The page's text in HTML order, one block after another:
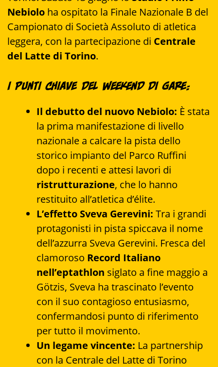
Nebiolo ha ospitato la Finale Nazionale B del
Campionato di Società Assoluto di atletica
leggera, con la partecipazione di Centrale
del Latte di Torino.
I punti chiave del weekend di gare:
Il debutto del nuovo Nebiolo: È stata
la prima manifestazione di livello
nazionale a calcare la pista dello
storico impianto del Parco Ruffini
dopo i recenti e attesi lavori di
ristrutturazione, che lo hanno
restituito all’atletica d’élite.
L’effetto Sveva Gerevini: Tra i grandi
protagonisti in pista spiccava il nome
dell’azzurra Sveva Gerevini. Fresca del
clamoroso Record Italiano
nell’eptathlon siglato a fine maggio a
Götzis, Sveva ha trascinato l’evento
con il suo contagioso entusiasmo,
confermandosi punto di riferimento
per tutto il movimento.
Un legame vincente: La partnership
con la Centrale del Latte di Torino